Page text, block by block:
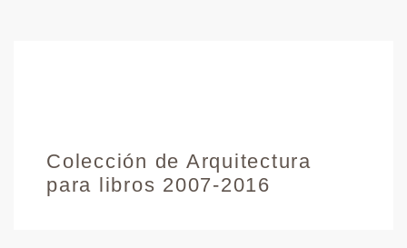
Colección de Arquitectura
para libros 2007-2016